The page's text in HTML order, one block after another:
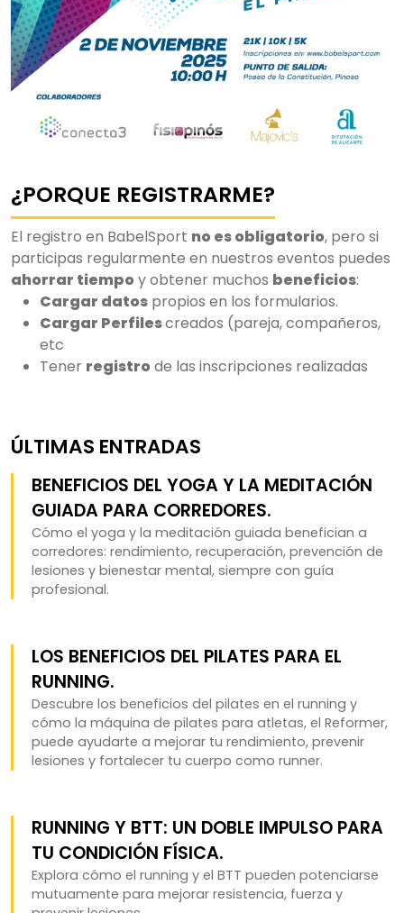
¿PORQUE REGISTRARME?
El registro en BabelSport no es obligatorio, pero si
participas regularmente en nuestros eventos puedes
ahorrar tiempo y obtener muchos beneficios:
Cargar datos propios en los formularios.
Cargar Perfilescreados (pareja, compañeros,
etc
Tener registro de las inscripciones realizadas
ÚLTIMAS ENTRADAS
BENEFICIOS DEL YOGA Y LA MEDITACIÓN
GUIADA PARA CORREDORES.
Cómo el yoga y la meditación guiada benefician a
corredores: rendimiento, recuperación, prevención de
lesiones y bienestar mental, siempre con guía
profesional.
LOS BENEFICIOS DEL PILATES PARA EL
RUNNING.
Descubre los beneficios del pilates en el running y
cómo la máquina de pilates para atletas, el Reformer,
puede ayudarte a mejorar tu rendimiento, prevenir
lesiones y fortalecer tu cuerpo como runner.
RUNNING Y BTT: UN DOBLE IMPULSO PARA
TU CONDICIÓN FÍSICA.
Explora cómo el running y el BTT pueden potenciarse
mutuamente para mejorar resistencia, fuerza y